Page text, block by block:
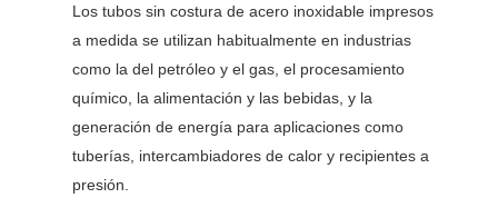
Los tubos sin costura de acero inoxidable impresos
a medida se utilizan habitualmente en industrias
como la del petróleo y el gas, el procesamiento
químico, la alimentación y las bebidas, y la
generación de energía para aplicaciones como
tuberías, intercambiadores de calor y recipientes a
presión.